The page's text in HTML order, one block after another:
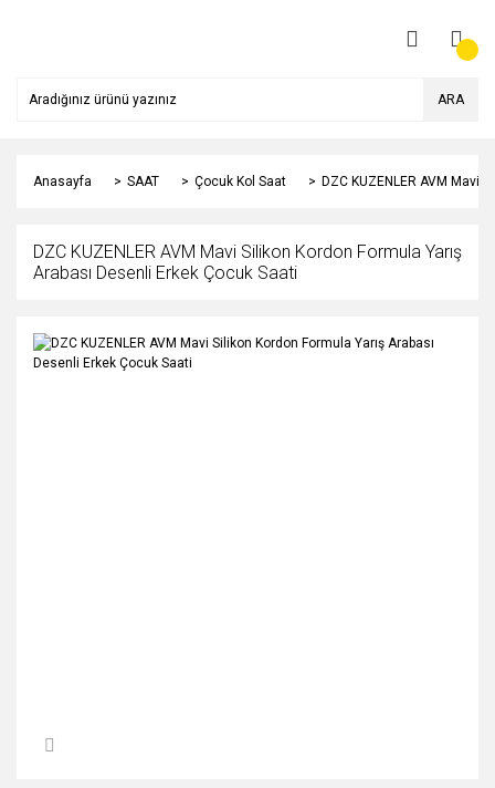
ARA
Anasayfa SAAT Çocuk Kol Saat DZC KUZENLER AVM Mavi
DZC KUZENLER AVM Mavi Silikon Kordon Formula Yarış
Arabası Desenli Erkek Çocuk Saati